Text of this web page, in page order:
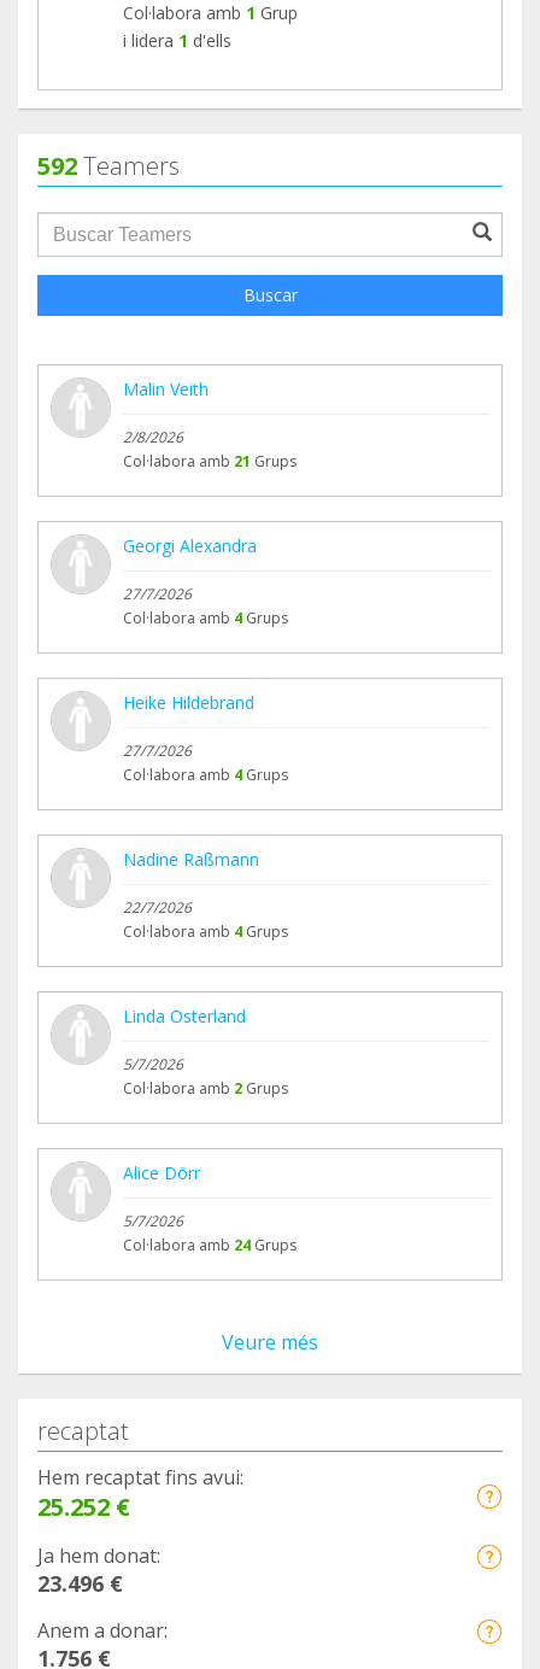
Col·labora amb 1 Grup
i lidera 1 d'ells
592Teamers
groupProfile.searchForm.search.text???
Buscar
Malin Veith
2/8/2026
Col·labora amb 21 Grups
Georgi Alexandra
27/7/2026
Col·labora amb 4 Grups
Heike Hildebrand
27/7/2026
Col·labora amb 4 Grups
Nadine Raßmann
22/7/2026
Col·labora amb 4 Grups
Linda Osterland
5/7/2026
Col·labora amb 2 Grups
Alice Dörr
5/7/2026
Col·labora amb 24 Grups
Veure més
recaptat
Hem recaptat fins avui:
25.252 €
Ja hem donat:
23.496 €
Anem a donar:
1.756 €